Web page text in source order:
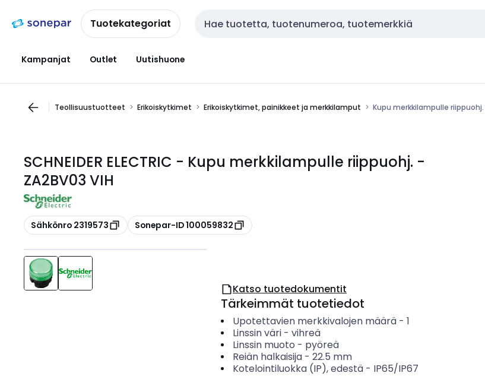
navigointiinsisältöönTuotekategoriat Haku
Kampanjat Outlet Uutishuone
Teollisuustuotteet Erikoiskytkimet Erikoiskytkimet, painikkeet ja merkkilamput Kupu merkkilampulle riippuohj.
SCHNEIDER ELECTRIC - Kupu merkkilampulle riippuohj. -
ZA2BV03 VIH
Kopioi
Sähkönro 2319573 Kopioi
Sonepar-ID 100059832
Katso tuotedokumentit
Tärkeimmät tuotetiedot
Upotettavien merkkivalojen määrä- 1
Linssin väri- vihreä
Linssin muoto - pyöreä
Reiän halkaisija- 22.5 mm
Kotelointiluokka (IP), edestä- IP65/IP67